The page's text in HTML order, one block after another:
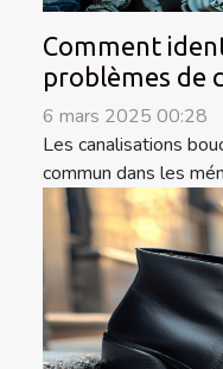
Comment
problèmes de
6 mars 2025 00:28
Les canalisations
commun dans les